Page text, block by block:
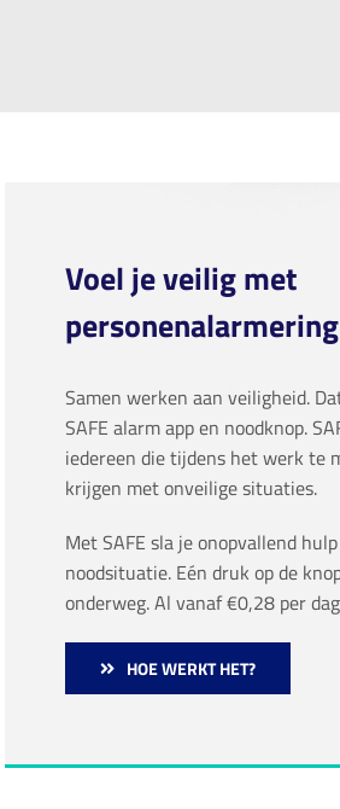
Voel je veilig met
Samen werken aan veiligheid.
SAFE alarm app en noodknop.
iedereen die tijdens het werk te
krijgen met onveilige situaties.
Met SAFE sla je onopvallend
noodsituatie. Eén druk op de
onderweg. Al vanaf €0,28 per
HOE WERKT HET?